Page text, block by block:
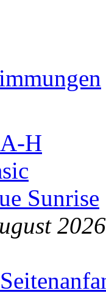
H
Sunrise